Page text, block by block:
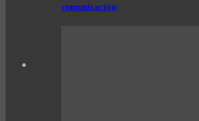
comunicación